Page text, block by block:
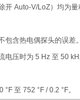
开 Auto-V/LoZ）均为
包含热电偶探头的误差。
电压时为 5 Hz 至 50
至 752 °F / 0.2 °F。